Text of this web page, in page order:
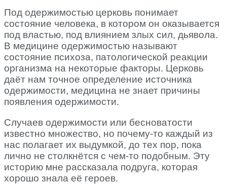
Под одержимостью церковь понимает
состояние человека, в котором он оказывается
под властью, под влиянием злых сил, дьявола.
В медицине одержимостью называют
состояние психоза, патологической реакции
организма на некоторые факторы. Церковь
даёт нам точное определение источника
одержимости, медицина не знает причины
появления одержимости.
Случаев одержимости или бесноватости
известно множество, но почему-то каждый из
нас полагает их выдумкой, до тех пор, пока
лично не столкнётся с чем-то подобным. Эту
историю мне рассказала подруга, которая
хорошо знала её героев.